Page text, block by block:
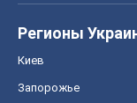
Регионы
Киев
Запорожье